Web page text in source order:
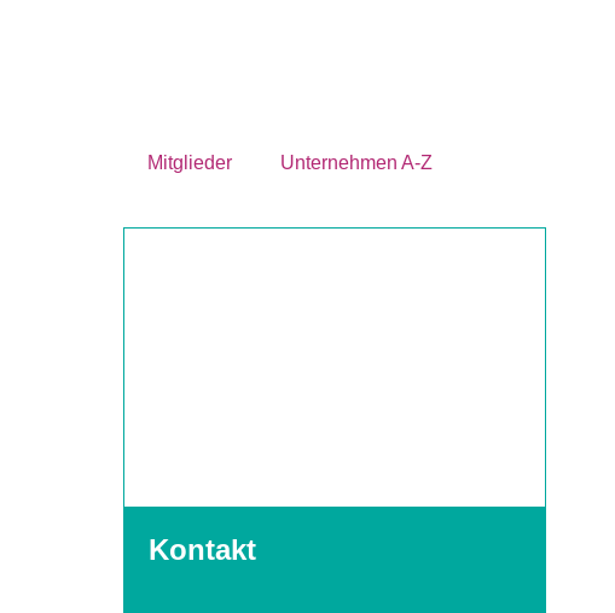
Mitglieder Unternehmen A-Z
Kontakt